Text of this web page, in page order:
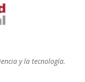
y la tecnología.